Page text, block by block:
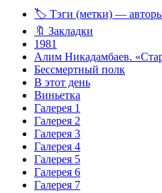
🏷️ Тэги (метки) —
🔖 Закладки
1981
Алим Никадамбаев.
Бессмертный полк
В этот день
Виньетка
Галерея 1
Галерея 2
Галерея 3
Галерея 4
Галерея 5
Галерея 6
Галерея 7